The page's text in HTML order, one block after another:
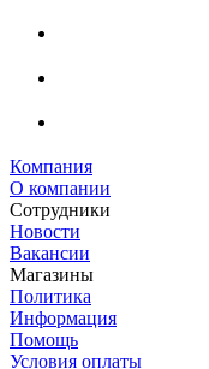
Компания
О компании
Сотрудники
Новости
Вакансии
Магазины
Политика
Информация
Помощь
Условия оплаты